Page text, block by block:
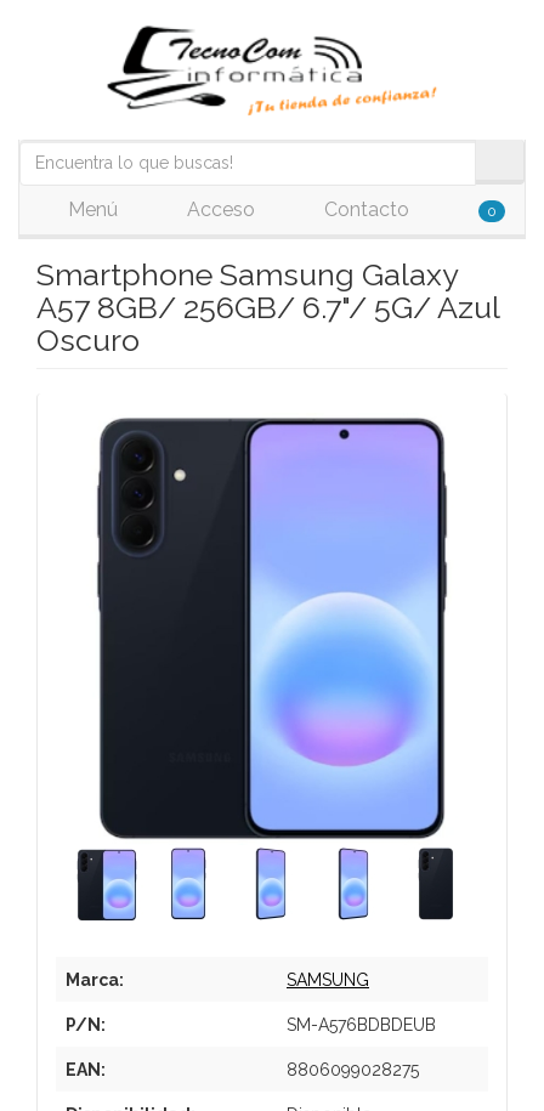
Menú Acceso Contacto 0
Smartphone Samsung Galaxy
A57 8GB/ 256GB/ 6.7"/ 5G/ Azul
Oscuro
Marca: SAMSUNG
P/N: SM-A576BDBDEUB
EAN: 8806099028275